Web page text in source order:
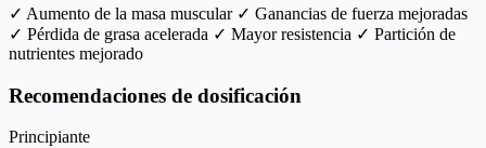
✓ Aumento de la masa muscular✓ Ganancias de fuerza mejoradas
✓ Pérdida de grasa acelerada ✓ Mayor resistencia ✓ Partición de
nutrientes mejorado
Recomendaciones de dosificación
Principiante